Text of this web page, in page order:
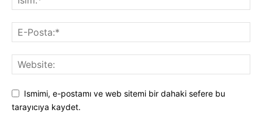
Ismimi, e-postamı ve web sitemi bir dahaki sefere bu
tarayıcıya kaydet.